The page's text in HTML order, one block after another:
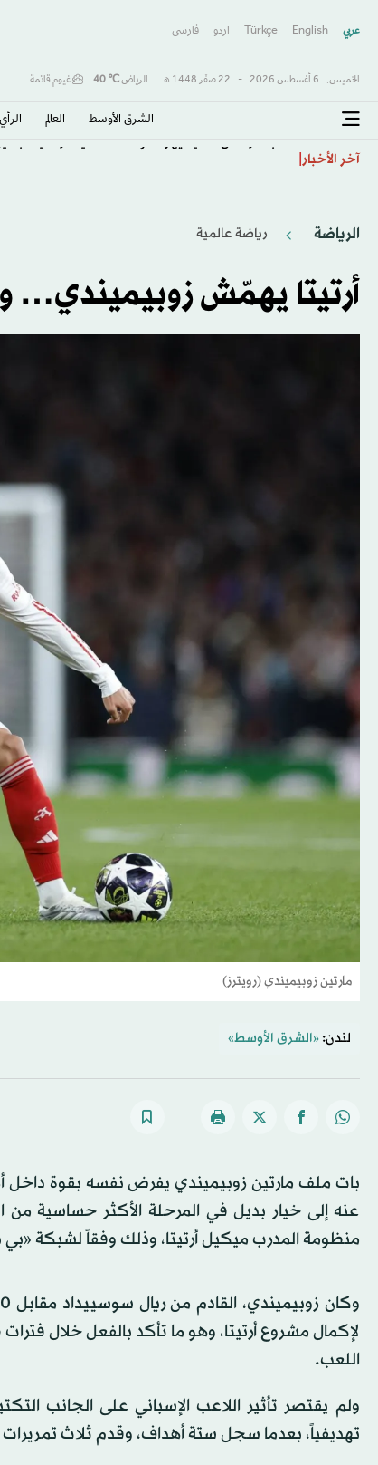
عربي English
Türkçe اردو فارسى
الخميس, 6 أغسطس 2026 - 22 صفَر 1448 هـ الرياض℃
40 غيوم قاتمة
الشرق الأوسط​ العالم الرأي
آخر الأخبار
الرياضة رياضة عالمية
أرتيتا يهمّش زوبيميندي…
مارتين زوبيميندي (رويترز)
لندن: «الشرق الأوسط»
بات ملف مارتين زوبيميندي يفرض نفسه بقوة داخل
عنه إلى خيار بديل في المرحلة الأكثر حساسية
منظومة المدرب ميكيل أرتيتا، وذلك وفقاً لشبكة
لإكمال مشروع أرتيتا، وهو ما تأكد بالفعل خلال
اللعب.
ولم يقتصر تأثير اللاعب الإسباني على الجانب
تهديفياً، بعدما سجل ستة أهداف، وقدم ثلاث تمريرات حاسمة خلال 54